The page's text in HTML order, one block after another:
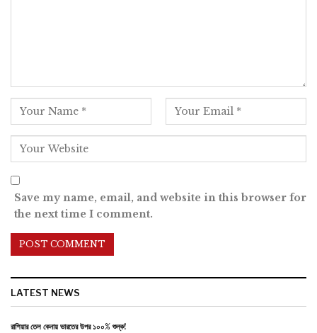
Save my name, email, and website in this browser for
the next time I comment.
LATEST NEWS
রাশিয়ার তেল কেনায় ভারতের উপর ১০০% শুল্ক!